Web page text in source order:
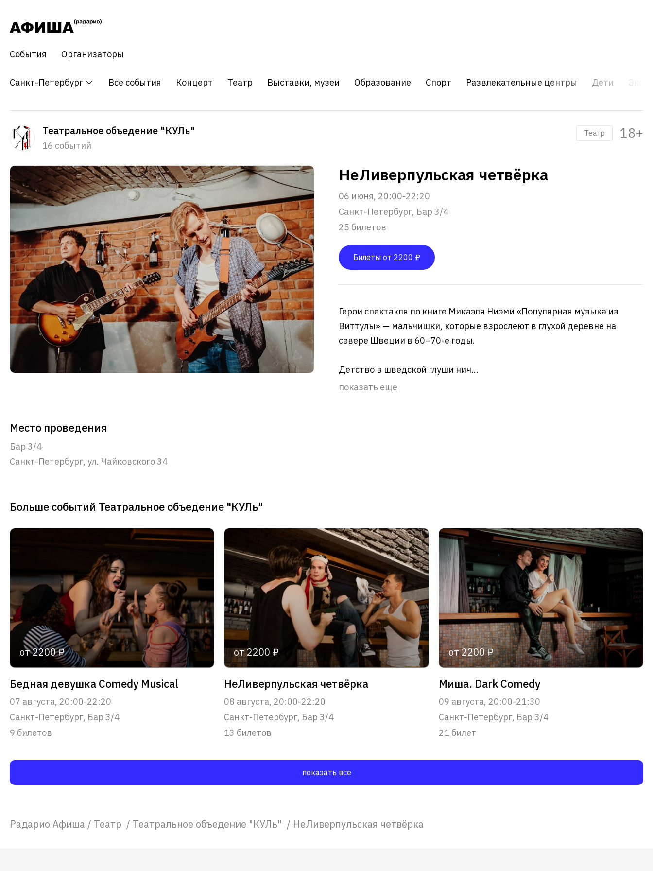
События Организаторы
Санкт-Петербург Все события Концерт Театр Выставки, музеи Образование Спорт Развлекательные центры Дети
Театральное объедение "КУЛь"
16 событий
Театр 18+
НеЛиверпульская четвёрка
06 июня, 20:00-22:20
Санкт-Петербург, Бар 3/4
25 билетов
Билеты от 2200 ₽
Герои спектакля по книге Микаэля Ниэми «Популярная музыка из
Виттулы» — мальчишки, которые взрослеют в глухой деревне на
севере Швеции в 60–70-е годы.
Детство в шведской глуши нич...
показать еще
Место проведения
Бар 3/4
Санкт-Петербург, ул. Чайковского 34
Больше событий Театральное объедение "КУЛь"
от 2200 ₽
Бедная девушка Comedy Musical
07 августа, 20:00-22:20
Санкт-Петербург, Бар 3/4
9 билетов
от 2200 ₽
НеЛиверпульская четвёрка
08 августа, 20:00-22:20
Санкт-Петербург, Бар 3/4
13 билетов
от 2200 ₽
Миша. Dark Comedy
09 августа, 20:00-21:30
Санкт-Петербург, Бар 3/4
21 билет
показать все
Радарио Афиша / Театр / Театральное объедение "КУЛь" / НеЛиверпульская четвёрка